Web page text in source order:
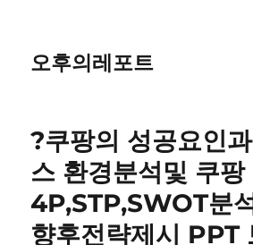
오후의레포트
?쿠팡의 성공요인
스 환경분석및 쿠팡
4P,STP,SWOT분
향후전략제시 PPT